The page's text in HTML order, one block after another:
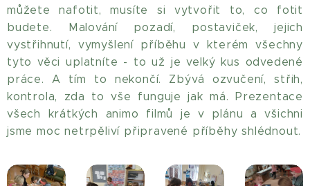
můžete nafotit, musíte si vytvořit to, co fotit
budete. Malování pozadí, postaviček, jejich
vystřihnutí, vymyšlení příběhu v kterém všechny
tyto věci uplatníte - to už je velký kus odvedené
práce. A tím to nekončí. Zbývá ozvučení, střih,
kontrola, zda to vše funguje jak má. Prezentace
všech krátkých animo filmů je v plánu a všichni
jsme moc netrpěliví připravené příběhy shlédnout.